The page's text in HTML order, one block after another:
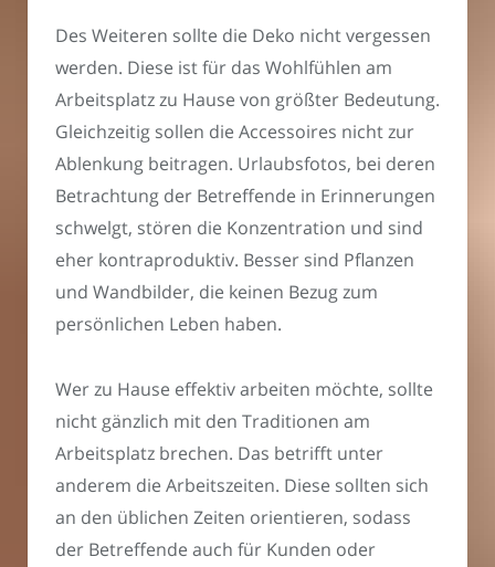
Des Weiteren sollte die Deko nicht vergessen
werden. Diese ist für das Wohlfühlen am
Arbeitsplatz zu Hause von größter Bedeutung.
Gleichzeitig sollen die Accessoires nicht zur
Ablenkung beitragen. Urlaubsfotos, bei deren
Betrachtung der Betreffende in Erinnerungen
schwelgt, stören die Konzentration und sind
eher kontraproduktiv. Besser sind Pflanzen
und Wandbilder, die keinen Bezug zum
persönlichen Leben haben.
Wer zu Hause effektiv arbeiten möchte, sollte
nicht gänzlich mit den Traditionen am
Arbeitsplatz brechen. Das betrifft unter
anderem die Arbeitszeiten. Diese sollten sich
an den üblichen Zeiten orientieren, sodass
der Betreffende auch für Kunden oder